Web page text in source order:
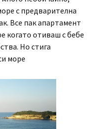
с предварителна
Все пак апартамент
когато отиваш с бебе
Но стига
море